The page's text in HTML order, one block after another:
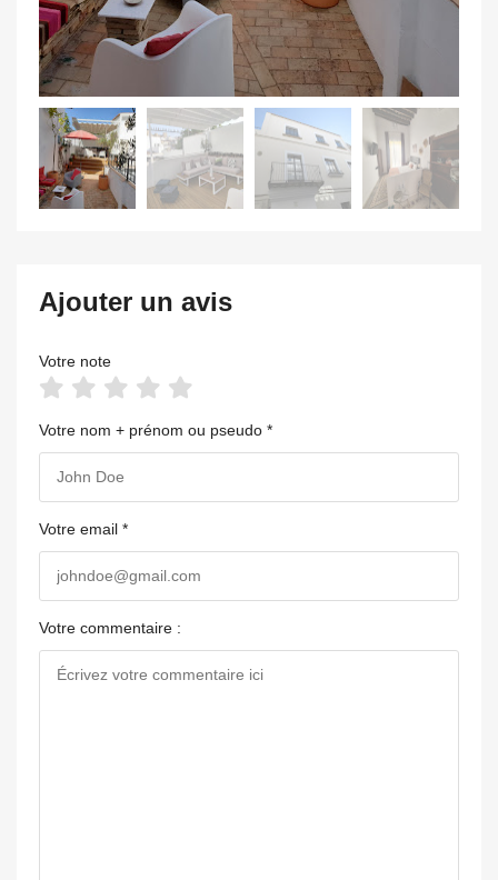
Ajouter un avis
Votre note
Votre nom + prénom ou pseudo *
Votre email *
Votre commentaire :